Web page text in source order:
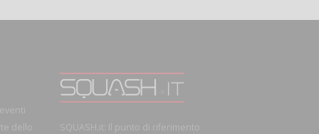
dello
SQUASH.it: Il punto di riferimento